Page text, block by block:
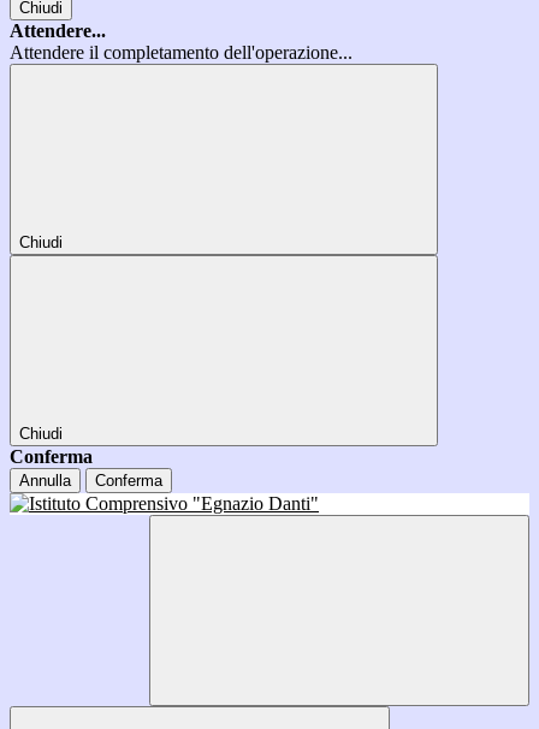
Chiudi
Attendere...
Attendere il completamento dell'operazione...
Chiudi
Chiudi
Conferma
Annulla Conferma